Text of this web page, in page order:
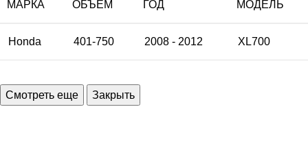
МАРКА ОБЪЕМ ГОД МОДЕЛЬ
Honda 401-750 2008 - 2012 XL700